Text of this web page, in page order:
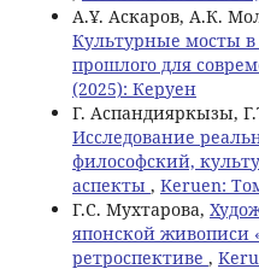
А.Ұ. Аскаров, А.К.
Культурные мосты в
прошлого для
(2025): Керуен
Г. Аспандияркызы,
Исследование
философский,
аспекты , Keruen:
Г.С. Мухтарова,
японской живописи
ретроспективе ,